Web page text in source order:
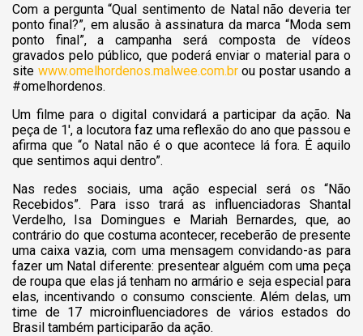
Com a pergunta “Qual sentimento de Natal não deveria ter
ponto final?”, em alusão à assinatura da marca “Moda sem
ponto final”, a campanha será composta de vídeos
gravados pelo público, que poderá enviar o material para o
site www.omelhordenos.malwee.com.brou postar usando a
#omelhordenos.
Um filme para o digital convidará a participar da ação. Na
peça de 1′, a locutora faz uma reflexão do ano que passou e
afirma que “o Natal não é o que acontece lá fora. É aquilo
que sentimos aqui dentro”.
Nas redes sociais, uma ação especial será os “Não
Recebidos”. Para isso trará as influenciadoras Shantal
Verdelho, Isa Domingues e Mariah Bernardes, que, ao
contrário do que costuma acontecer, receberão de presente
uma caixa vazia, com uma mensagem convidando-as para
fazer um Natal diferente: presentear alguém com uma peça
de roupa que elas já tenham no armário e seja especial para
elas, incentivando o consumo consciente. Além delas, um
time de 17 microinfluenciadores de vários estados do
Brasil também participarão da ação.